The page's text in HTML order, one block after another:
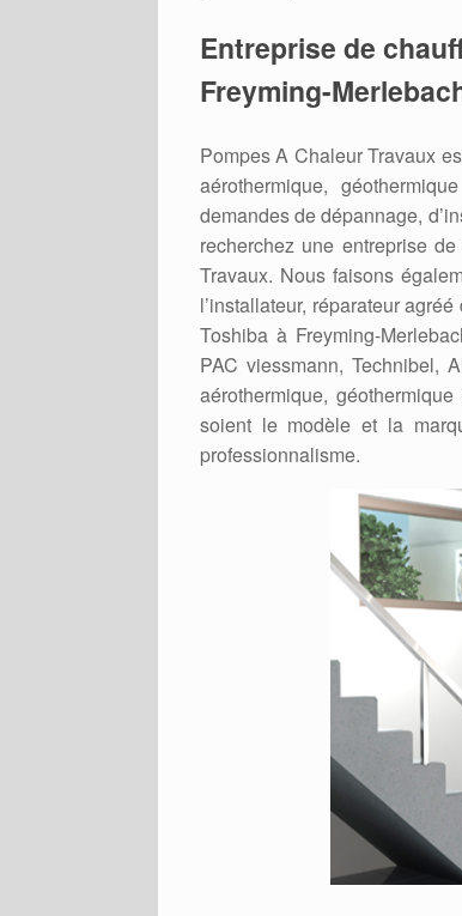
Entreprise de
Freyming-
Pompes A Chaleur Travaux
aérothermique,
demandes de dépannage,
recherchez une entreprise
Travaux. Nous faisons
l’installateur, réparateur agréé
Toshiba à Freyming-
PAC viessmann, Technibel,
aérothermique,
soient le modèle et la
professionnalisme.